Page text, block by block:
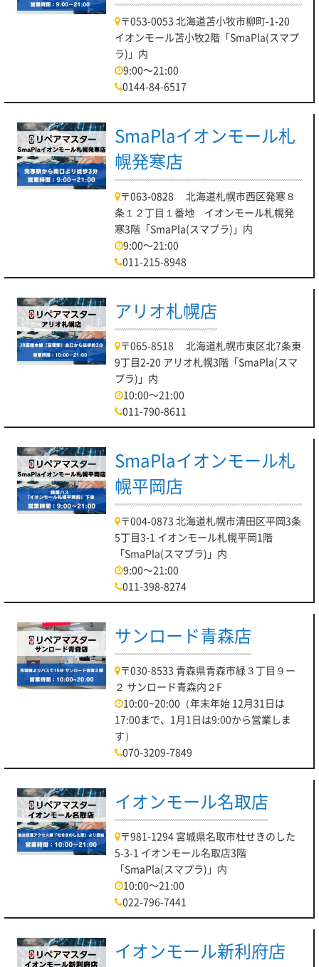
〒053-0053 北海道苫小牧市柳町-1-20
イオンモール苫小牧2階「SmaPla(スマプ
ラ)」内
9:00～21:00
0144-84-6517
SmaPlaイオンモール札
幌発寒店
〒063-0828 北海道札幌市西区発寒８
条１２丁目１番地 イオンモール札幌発
寒3階「SmaPla(スマプラ)」内
9:00～21:00
011-215-8948
アリオ札幌店
〒065-8518 北海道札幌市東区北7条東
9丁目2-20 アリオ札幌3階「SmaPla(スマ
プラ)」内
10:00～21:00
011-790-8611
SmaPlaイオンモール札
幌平岡店
〒004-0873 北海道札幌市清田区平岡3条
5丁目3-1 イオンモール札幌平岡1階
「SmaPla(スマプラ)」内
9:00～21:00
011-398-8274
サンロード青森店
〒030-8533 青森県青森市緑３丁目９ー
２ サンロード青森内２F
10:00~20:00（年末年始 12月31日は
17:00まで、1月1日は9:00から営業しま
す）
070-3209-7849
イオンモール名取店
〒981-1294 宮城県名取市杜せきのした
5-3-1 イオンモール名取店3階
「SmaPla(スマプラ)」内
10:00～21:00
022-796-7441
イオンモール新利府店